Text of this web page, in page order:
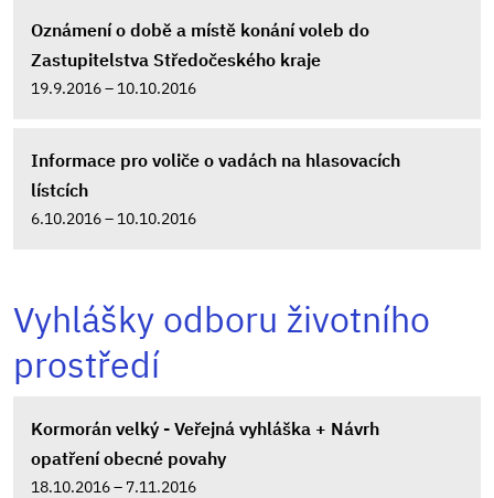
Oznámení o době a místě konání voleb do
Zastupitelstva Středočeského kraje
19.9.2016 – 10.10.2016
Informace pro voliče o vadách na hlasovacích
lístcích
6.10.2016 – 10.10.2016
Vyhlášky odboru životního
prostředí
Kormorán velký - Veřejná vyhláška + Návrh
opatření obecné povahy
18.10.2016 – 7.11.2016